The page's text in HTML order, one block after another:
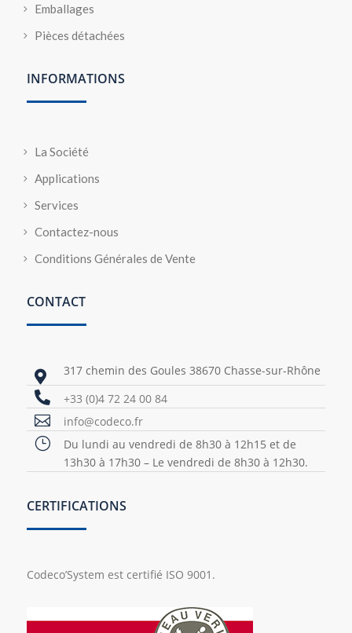
Emballages
Pièces détachées
INFORMATIONS
La Société
Applications
Services
Contactez-nous
Conditions Générales de Vente
CONTACT
 317 chemin des Goules 38670 Chasse-sur-Rhône
 +33 (0)4 72 24 00 84
 info@codeco.fr
}
Du lundi au vendredi de 8h30 à 12h15 et de
13h30 à 17h30 – Le vendredi de 8h30 à 12h30.
CERTIFICATIONS
Codeco’System est certifié ISO 9001.